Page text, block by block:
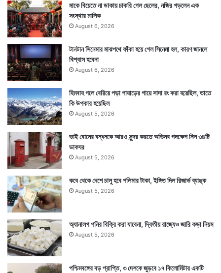
মাকে বিয়েতে না ডাকায় চাকরি গেল ছেলের, নজির গড়লেন এক
সংস্থার মালিক
August 6, 2026
টানটান সিনেমার মাঝপথে ফাঁকা হয়ে গেল সিনেমা হল, কারণ জানলে
বিশ্বাস হবেনা
August 6, 2026
হিমবাহ গলে বেরিয়ে পড়া পাহাড়ের গায়ে সাদা রং করা হয়েছিল, তাতে
কি উপকার হয়েছিল
August 5, 2026
ভাই বোনের বন্ধনকে আরও সুন্দর করতে অভিনব পদক্ষেপ নিল ৩৪টি
ডাকঘর
August 5, 2026
কবে থেকে দেশে চালু হবে পলিমার টাকা, ইঙ্গিত দিল রিজার্ভ ব্যাঙ্ক
August 5, 2026
অ্যানালগ পনির বিক্রি করা যাবেনা, দ্বিতীয় রাজ্যেও জারি কড়া নিয়ম
August 5, 2026
পশ্চিমবঙ্গের বড় প্রাপ্তি, ৩ দেশকে জুড়বে ১৭ কিলোমিটার একটি